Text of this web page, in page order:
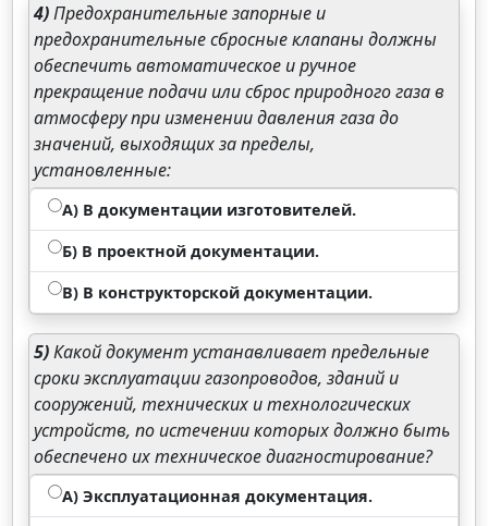
4)Предохранительные запорные и
предохранительные сбросные клапаны должны
обеспечить автоматическое и ручное
прекращение подачи или сброс природного газа в
атмосферу при изменении давления газа до
значений, выходящих за пределы,
установленные:
А) В документации изготовителей.
Б) В проектной документации.
В) В конструкторской документации.
5)Какой документ устанавливает предельные
сроки эксплуатации газопроводов, зданий и
сооружений, технических и технологических
устройств, по истечении которых должно быть
обеспечено их техническое диагностирование?
А) Эксплуатационная документация.